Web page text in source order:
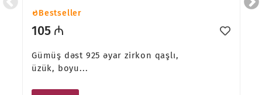
Bestseller
105 ₼
Gümüş dəst 925 əyar zirkon qaşlı,
üzük, boyu...